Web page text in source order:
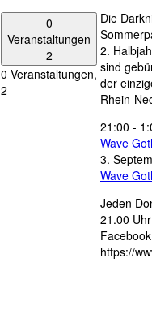
0
Veranstaltungen
2
0 Veranstaltungen,
2
Die
2.
sind
der
Rhein-
21:00 -
Wave
3.
Wave
Jeden
21.00
https://